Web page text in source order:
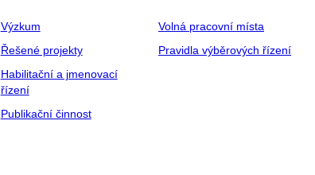
Výzkum
Řešené projekty
Habilitační a jmenovací
řízení
Publikační činnost
Volná pracovní místa
Pravidla výběrových řízení